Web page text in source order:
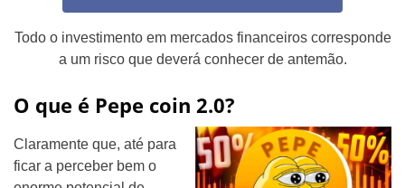
Todo o investimento em mercados financeiros corresponde
a um risco que deverá conhecer de antemão.
O que é Pepe coin 2.0?
Claramente que, até para
ficar a perceber bem o